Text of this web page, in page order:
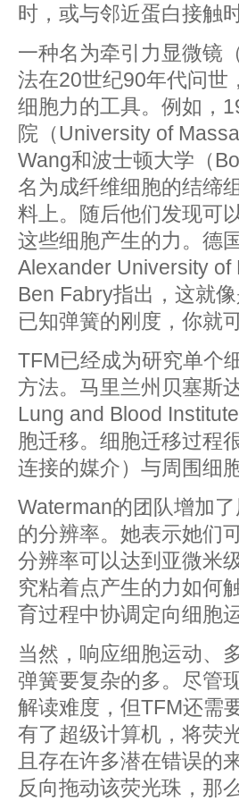
时，或与邻近蛋白接触
一种名为牵引力显微镜
法在20世纪90年代问世
细胞力的工具。例如，
院（University of
Wang和波士顿大学（
名为成纤维细胞的结缔
料上。随后他们发现可
这些细胞产生的力。德
Alexander University
Ben Fabry指出，这就
已知弹簧的刚度，你就
TFM已经成为研究单个
方法。马里兰州贝塞斯
Lung and Blood
胞迁移。细胞迁移过程
连接的媒介）与周围细
Waterman的团队增加
的分辨率。她表示她们
分辨率可以达到亚微米
究粘着点产生的力如何
育过程中协调定向细胞运
当然，响应细胞运动、
弹簧要复杂的多。尽管
解读难度，但TFM还需
有了超级计算机，将荧
且存在许多潜在错误的
反向拖动该荧光珠，那